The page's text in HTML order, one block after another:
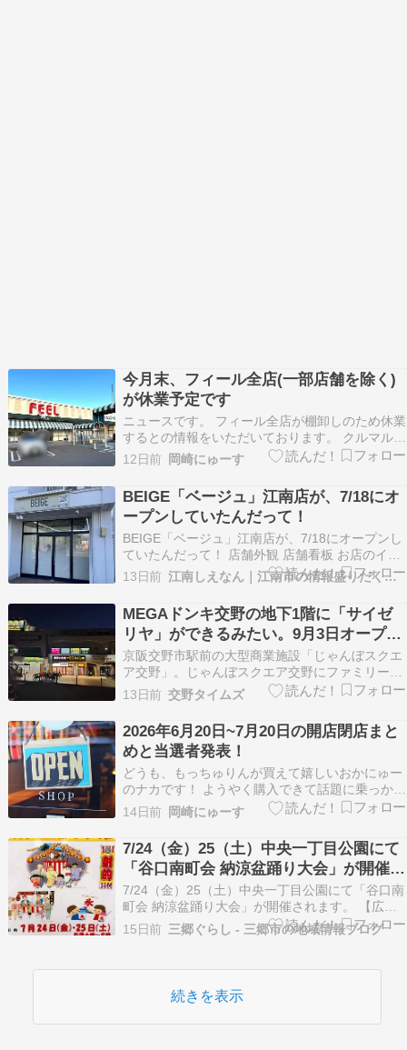
今月末、フィール全店(一部店舗を除く)
が休業予定です
ニュースです。 フィール全店が棚卸しのため休業
するとの情報をいただいております。 クルマルス
さま 情報提供ありがとうございました！ フィー
ル全店(一部店舗を除く)が休業予定(※棚卸しのた
め) [引用：公式 HP] 2026年7月31日(金)一部店舗
を除くフィールのお店が棚卸しのた…
12日前 岡崎にゅーす
BEIGE「ベージュ」江南店が、7/18にオ
ープンしていたんだって！
BEIGE「ベージュ」江南店が、7/18にオープンし
ていたんだって！ 店舗外観 店舗看板 お店のイン
スタグラム この投稿をInstagramで見る 江南マツ
エクまつパ/BEIGE・ベージュ(@beige_konan)が
シェアした投稿 場所はココ BEIGE【ベージュ】
江南店〒4…
13日前 江南しえなん｜江南市の情報盛りだくさん！
MEGAドンキ交野の地下1階に「サイゼ
リヤ」ができるみたい。9月3日オープン
予定【情報提供：交野の住み人さん、み
つごろうさん】
京阪交野市駅前の大型商業施設「じゃんぼスクエ
ア交野」。じゃんぼスクエア交野にファミリーレ
ストランの「サイゼリヤ MEGAドン・キホーテ交
野店」ができるみたいです。サイゼリヤの公式サ
イトで求人募集が行われています。▼求人情報 そ
の情報によると「MEGAドン・キホーテ交野店」
ができる…
13日前 交野タイムズ
2026年6月20日~7月20日の開店閉店まと
めと当選者発表！
どうも、もっちゅりんが買えて嬉しいおかにゅー
のナカです！ ようやく購入できて話題に乗っかる
ことができました！(遅いですが。。) さて、今年
第7回目の「開店・閉店まとめ」コーナーをお届
けしていきます！ ギフト券プレゼント ①岡崎周
辺の情報提供者、毎月10名様にギフト券500円分
をプ…
14日前 岡崎にゅーす
7/24（金）25（土）中央一丁目公園にて
「谷口南町会 納涼盆踊り大会」が開催
【2026】
7/24（金）25（土）中央一丁目公園にて「谷口南
町会 納涼盆踊り大会」が開催されます。 【広
告・スポンサーリンク】 谷口南町会 納涼盆踊り
大会 日程：2026年7月24日（金）25日（土） 時
カーが出店し、射的、輪投げ、アヒル…
15日前 三郷ぐらし - 三郷市の地域情報ブログ
続きを表示